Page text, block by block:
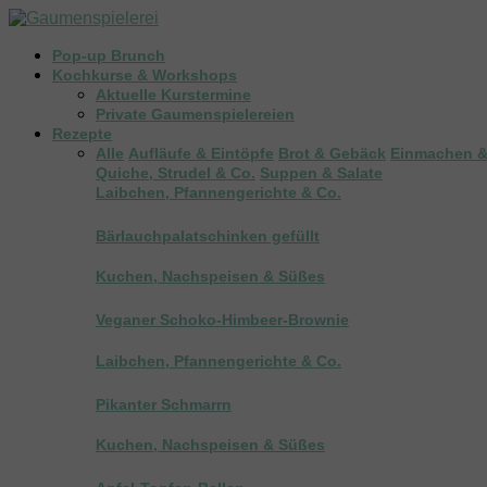
Pop-up Brunch
Kochkurse & Workshops
Aktuelle Kurstermine
Private Gaumenspielereien
Rezepte
Alle Aufläufe & Eintöpfe Brot & Gebäck Einmachen
Quiche, Strudel & Co. Suppen & Salate
Laibchen, Pfannengerichte & Co.
Bärlauchpalatschinken gefüllt
Kuchen, Nachspeisen & Süßes
Veganer Schoko-Himbeer-Brownie
Laibchen, Pfannengerichte & Co.
Pikanter Schmarrn
Kuchen, Nachspeisen & Süßes